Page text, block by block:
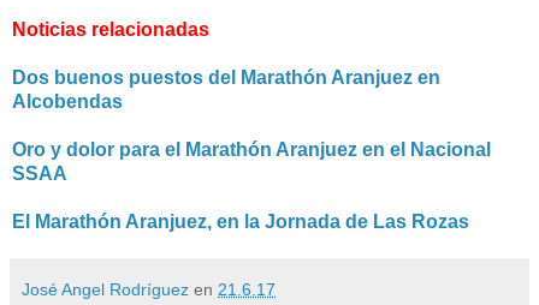
Noticias relacionadas
Dos buenos puestos del Marathón Aranjuez en
Alcobendas
Oro y dolor para el Marathón Aranjuez en el Nacional
SSAA
El Marathón Aranjuez, en la Jornada de Las Rozas
José Angel Rodríguez en 21.6.17